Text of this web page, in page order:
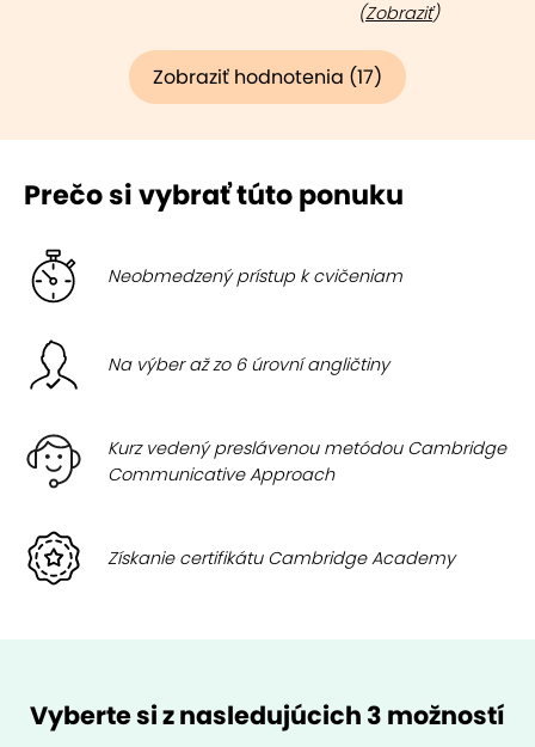
(Zobraziť)
Zobraziť hodnotenia (17)
Prečo si vybrať túto ponuku
Neobmedzený prístup k cvičeniam
Na výber až zo 6 úrovní angličtiny
Kurz vedený preslávenou metódou Cambridge
Communicative Approach
Získanie certifikátu Cambridge Academy
Vyberte si z nasledujúcich 3 možností